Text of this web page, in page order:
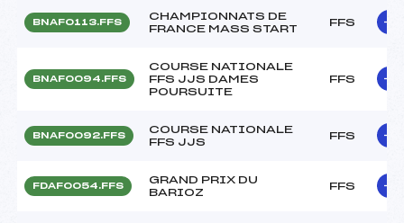
BNAF0113.FFS
CHAMPIONNATS DE
FRANCE MASS START
FFS
BNAF0094.FFS
COURSE NATIONALE
FFS JJS DAMES
POURSUITE
FFS
BNAF0092.FFS
COURSE NATIONALE
FFS JJS
FFS
FDAF0054.FFS
GRAND PRIX DU
BARIOZ
FFS